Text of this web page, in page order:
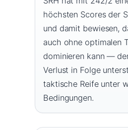
höchsten Scores der
und damit bewiesen,
auch ohne optimalen
dominieren kann —
Verlust in Folge
taktische Reife unter
Bedingungen.